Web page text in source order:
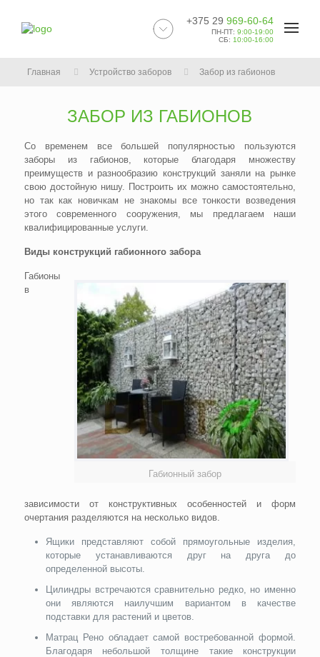
+375 29 969-60-64
ПН-ПТ: 9:00-19:00
СБ: 10:00-16:00
Главная Устройство заборов Забор из габионов
ЗАБОР ИЗ ГАБИОНОВ
Со временем все большей популярностью пользуются
заборы из габионов, которые благодаря множеству
преимуществ и разнообразию конструкций заняли на рынке
свою достойную нишу. Построить их можно самостоятельно,
но так как новичкам не знакомы все тонкости возведения
этого современного сооружения, мы предлагаем наши
квалифицированные услуги.
Виды конструкций габионного забора
Габионный забор
Габионы
в
зависимости от конструктивных особенностей и форм
очертания разделяются на несколько видов.
Ящики представляют собой прямоугольные изделия,
которые устанавливаются друг на друга до
определенной высоты.
Цилиндры встречаются сравнительно редко, но именно
они являются наилучшим вариантом в качестве
подставки для растений и цветов.
Матрац Рено обладает самой востребованной формой.
Благодаря небольшой толщине такие конструкции